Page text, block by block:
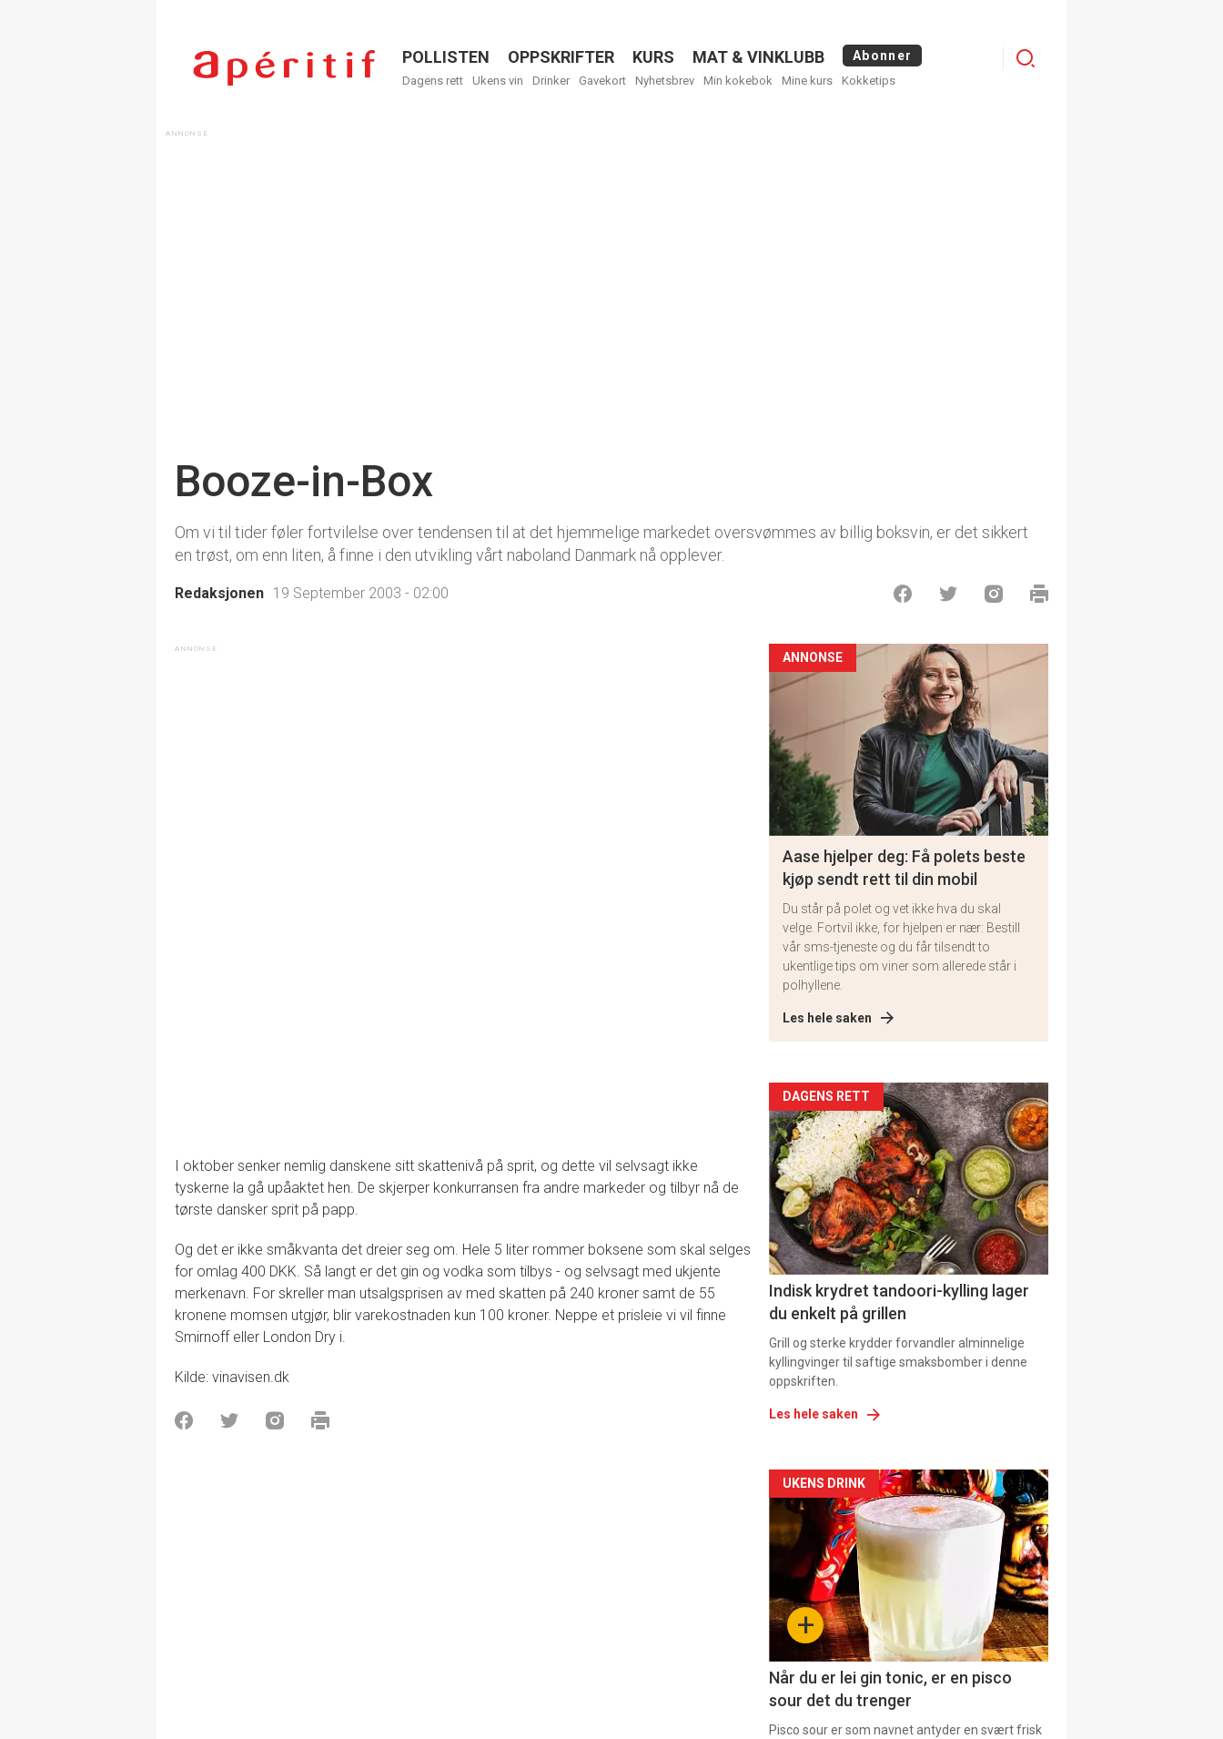
Menu
POLLISTEN OPPSKRIFTER KURS MAT & VINKLUBB Abonner
Dagens rett Ukens vin Drinker Gavekort Nyhetsbrev Min kokebok Mine kurs Kokketips
Logg
Booze-in-Box
Om vi til tider føler fortvilelse over tendensen til at det hjemmelige markedet oversvømmes av billig boksvin, er det sikkert
en trøst, om enn liten, å finne i den utvikling vårt naboland Danmark nå opplever.
Redaksjonen 19 September 2003 - 02:00
I oktober senker nemlig danskene sitt skattenivå på sprit, og dette vil selvsagt ikke
tyskerne la gå upåaktet hen. De skjerper konkurransen fra andre markeder og tilbyr nå de
tørste dansker sprit på papp.
Og det er ikke småkvanta det dreier seg om. Hele 5 liter rommer boksene som skal selges
for omlag 400 DKK. Så langt er det gin og vodka som tilbys - og selvsagt med ukjente
merkenavn. For skreller man utsalgsprisen av med skatten på 240 kroner samt de 55
kronene momsen utgjør, blir varekostnaden kun 100 kroner. Neppe et prisleie vi vil finne
Smirnoff eller London Dry i.
Kilde: vinavisen.dk
ANNONSE
Aase hjelper deg: Få polets beste
kjøp sendt rett til din mobil
Du står på polet og vet ikke hva du skal
velge. Fortvil ikke, for hjelpen er nær: Bestill
vår sms-tjeneste og du får tilsendt to
ukentlige tips om viner som allerede står i
polhyllene.
Les hele saken
Artikler
detail
-
section
11
DAGENS RETT
Indisk krydret tandoori-kylling lager
du enkelt på grillen
Grill og sterke krydder forvandler alminnelige
kyllingvinger til saftige smaksbomber i denne
oppskriften.
Les hele saken
Artikler
detail
section
11
Dagens
rett
+
UKENS DRINK
Når du er lei gin tonic, er en pisco
sour det du trenger
Pisco sour er som navnet antyder en svært frisk